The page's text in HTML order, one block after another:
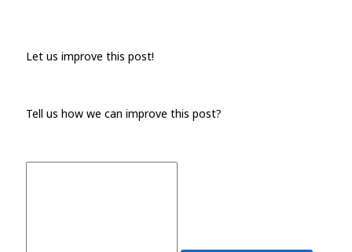
Let us improve this post!
Tell us how we can improve this post?